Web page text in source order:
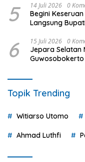
5 14 Juli 2026 0
Begini Keseruan
Langsung
6 15 Juli 2026 0
Jepara Selatan
Guwosobokerto
Topik Trending
Witiarso Utomo
Ahmad Luthfi